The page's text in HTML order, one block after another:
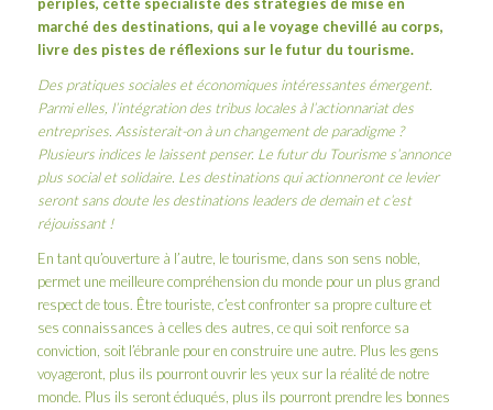
marché des destinations, qui a le voyage chevillé au corps,
livre des pistes de réflexions sur le futur du tourisme.
Des pratiques sociales et économiques intéressantes émergent.
Parmi elles, l’intégration des tribus locales à l’actionnariat des
entreprises. Assisterait-on à un changement de paradigme ?
Plusieurs indices le laissent penser. Le futur du Tourisme s’annonce
plus social et solidaire. Les destinations qui actionneront ce levier
seront sans doute les destinations leaders de demain et c’est
réjouissant !
En tant qu’ouverture à l’autre, le tourisme, dans son sens noble,
permet une meilleure compréhension du monde pour un plus grand
respect de tous. Être touriste, c’est confronter sa propre culture et
ses connaissances à celles des autres, ce qui soit renforce sa
conviction, soit l’ébranle pour en construire une autre. Plus les gens
voyageront, plus ils pourront ouvrir les yeux sur la réalité de notre
monde. Plus ils seront éduqués, plus ils pourront prendre les bonnes